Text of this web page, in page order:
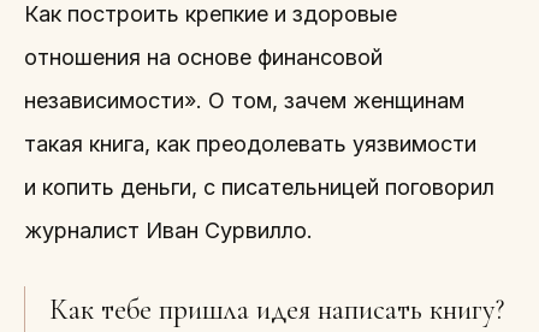
Как построить крепкие и здоровые
отношения на основе финансовой
независимости». О том, зачем женщинам
такая книга, как преодолевать уязвимости
и копить деньги, с писательницей поговорил
журналист Иван Сурвилло.
Как тебе пришла идея написать книгу?